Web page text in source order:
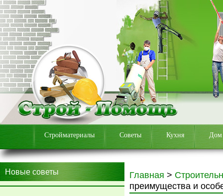
Стройматериалы Советы Кухня Дом
Новые советы Главная >
преимущества и